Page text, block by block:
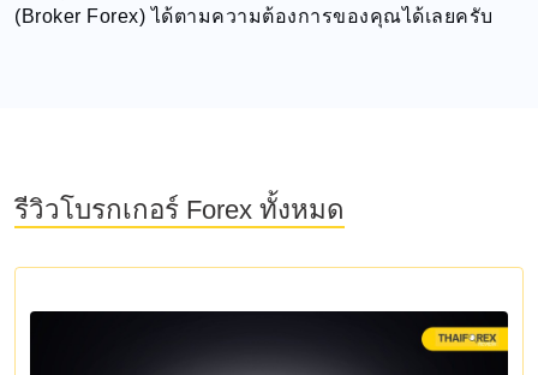
(Broker Forex) ได้ตามความต้องการของคุณได้เลยครับ
รีวิวโบรกเกอร์ Forex ทั้งหมด